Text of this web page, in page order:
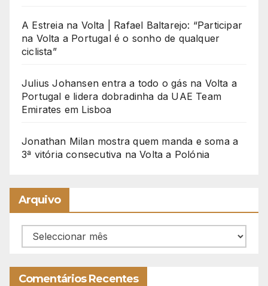
A Estreia na Volta | Rafael Baltarejo: “Participar
na Volta a Portugal é o sonho de qualquer
ciclista”
Julius Johansen entra a todo o gás na Volta a
Portugal e lidera dobradinha da UAE Team
Emirates em Lisboa
Jonathan Milan mostra quem manda e soma a
3ª vitória consecutiva na Volta a Polónia
Arquivo
Arquivo
Comentários Recentes